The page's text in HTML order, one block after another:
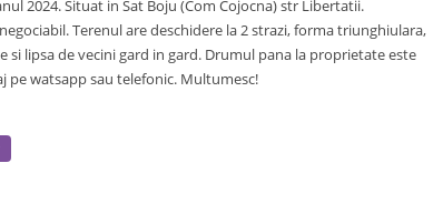
2024. Situat in Sat Boju (Com Cojocna) str Libertatii.
Terenul are deschidere la 2 strazi, forma triunghiulara,
lipsa de vecini gard in gard. Drumul pana la proprietate este
pe watsapp sau telefonic. Multumesc!